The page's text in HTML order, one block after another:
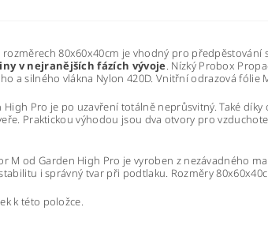
80x60x40cm je vhodný pro předpěstování
v nejranějších fázích vývoje. Nízký Probox
a silného vlákna Nylon 420D. Vnitřní odrazová fólie
Pro je po uzavření totálně neprůsvitný. Také
Praktickou výhodou jsou dva otvory pro
M od Garden High Pro je vyroben z nezávadného
i správný tvar při podtlaku. Rozměry
k této položce.